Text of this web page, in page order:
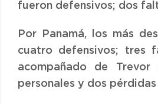
fueron defensivos; dos
Por Panamá, los más
cuatro defensivos; tres
acompañado de
personales y dos